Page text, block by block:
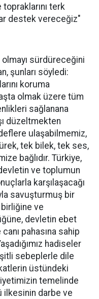
terk
destek vereceğiz"
olmayı sürdüreceğini
şunları söyledi:
koruma
olmak üzere tüm
sağlanana
düzeltmekten
ulaşabilmemiz,
tek bilek, tek ses,
bağlıdır. Türkiye,
ve toplumun
karşılaşacağı
savuşturmuş bir
birliğine ve
devletin ebet
pahasına sahip
hadiseler
sebeplerle dile
üstündeki
temelinde
ilkesinin darbe ve